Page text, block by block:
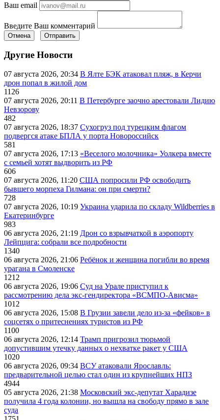
Ваш email
Введите Ваш комментарий
Отмена Отправить
Другие Новости
07 августа 2026, 20:34 В Ялте БЭК атаковал пляж, в Керчи
дрон попал в жилой дом
1126
07 августа 2026, 20:11 В Петербурге заочно арестовали Лидию
Невзорову
482
07 августа 2026, 18:37 Сухогруз под турецким флагом
подвергся атаке БПЛА у порта Новороссийск
581
07 августа 2026, 17:13 «Веселого молочника» Уолкера вместе
с семьей хотят выдворить из РФ
606
07 августа 2026, 11:20 США попросили РФ освободить
бывшего морпеха Гилмана: он при смерти?
728
07 августа 2026, 10:19 Украина ударила по складу Wildberries в
Екатеринбурге
983
06 августа 2026, 21:19 Дрон со взрывчаткой в аэропорту
Лейпцига: собрали все подробности
1340
06 августа 2026, 21:06 Ребёнок и женщина погибли во время
урагана в Смоленске
1212
06 августа 2026, 19:06 Суд на Урале приступил к
рассмотрению дела экс-гендиректора «ВСМПО-Ависма»
1012
06 августа 2026, 15:08 В Грузии завели дело из-за «фейков» в
соцсетях о притеснениях туристов из РФ
1100
06 августа 2026, 12:14 Трамп пригрозил тюрьмой
допустившим утечку данных о нехватке ракет у США
1020
06 августа 2026, 09:34 ВСУ атаковали Ярославль:
предварительной целью стал один из крупнейших НПЗ
4944
05 августа 2026, 21:38 Московский экс-депутат Харадизе
получила 4 года колонии, но вышла на свободу прямо в зале
суда